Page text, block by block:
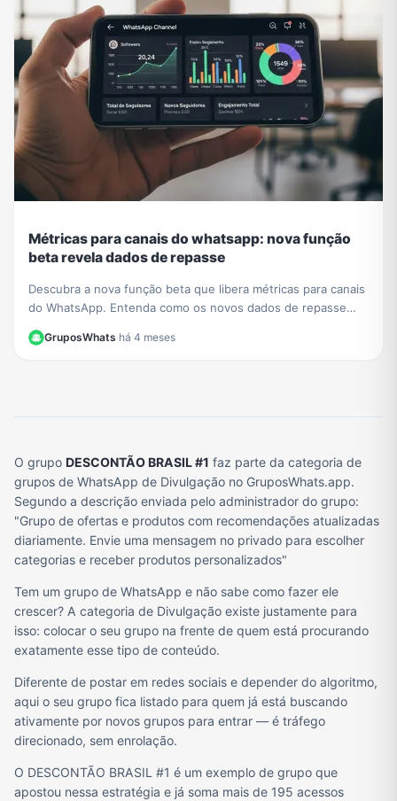
Métricas para canais do whatsapp: nova função
beta revela dados de repasse
Descubra a nova função beta que libera métricas para canais
do WhatsApp. Entenda como os novos dados de repasse
GruposWhats·há 4 meses
O grupo DESCONTÃO BRASIL #1 faz parte da categoria de
grupos de WhatsApp de Divulgação no GruposWhats.app.
Segundo a descrição enviada pelo administrador do grupo:
"Grupo de ofertas e produtos com recomendações atualizadas
diariamente. Envie uma mensagem no privado para escolher
categorias e receber produtos personalizados"
Tem um grupo de WhatsApp e não sabe como fazer ele
crescer? A categoria de Divulgação existe justamente para
isso: colocar o seu grupo na frente de quem está procurando
exatamente esse tipo de conteúdo.
Diferente de postar em redes sociais e depender do algoritmo,
aqui o seu grupo fica listado para quem já está buscando
ativamente por novos grupos para entrar — é tráfego
direcionado, sem enrolação.
O DESCONTÃO BRASIL #1 é um exemplo de grupo que
apostou nessa estratégia e já soma mais de 195 acessos